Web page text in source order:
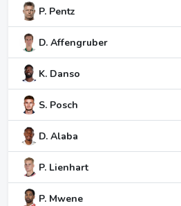
P. Pentz
D. Affengruber
K. Danso
S. Posch
D. Alaba
P. Lienhart
P. Mwene